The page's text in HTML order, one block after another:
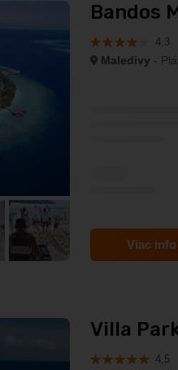
Bandos
4,3
Maledivy -
Viac info
Villa
4,5